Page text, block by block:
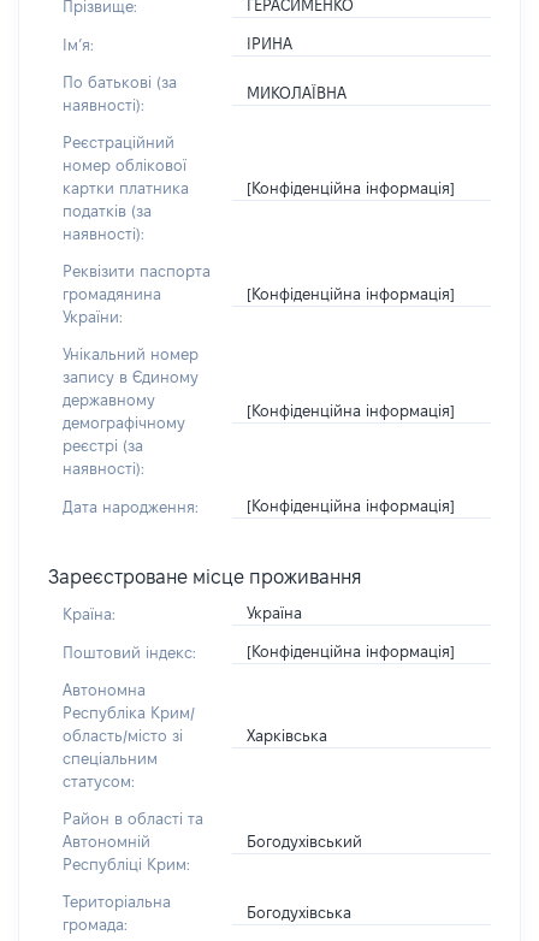
Прізвище: ГЕРАСИМЕНКО
Імʼя: ІРИНА
По батькові (за
наявності):
МИКОЛАЇВНА
Реєстраційний
номер облікової
картки платника
податків (за
наявності):
[Конфіденційна інформація]
Реквізити паспорта
громадянина
України:
[Конфіденційна інформація]
Унікальний номер
запису в Єдиному
державному
демографічному
реєстрі (за
наявності):
[Конфіденційна інформація]
Дата народження: [Конфіденційна інформація]
Зареєстроване місце проживання
Країна: Україна
Поштовий індекс: [Конфіденційна інформація]
Автономна
Республіка Крим/
область/місто зі
спеціальним
статусом:
Харківська
Район в області та
Автономній
Республіці Крим:
Богодухівський
Територіальна
громада:
Богодухівська